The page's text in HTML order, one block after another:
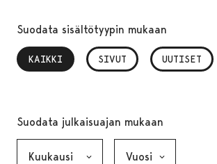
Suodata sisältötyypin mukaan
KAIKKI
, VALITTU SIVUT UUTISET
Suodata julkaisuajan mukaan